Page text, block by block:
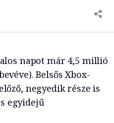
napot már 4,5 millió
Belsős Xbox-
negyedik része is
egyidejű